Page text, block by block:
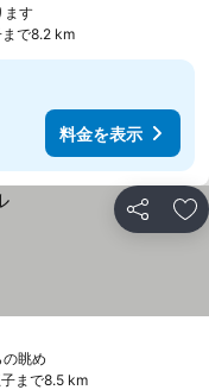
ます
で8.2 km
料金を表示
シェア お
眺め
まで8.5 km